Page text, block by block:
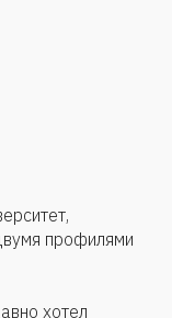
профилями
хотел